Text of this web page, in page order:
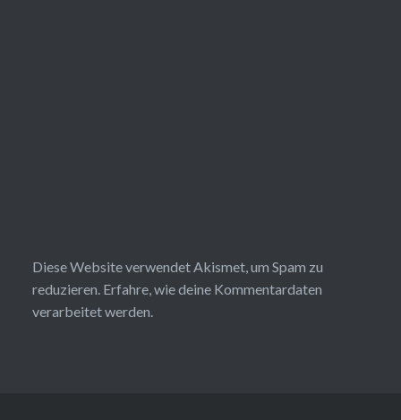
Diese Website verwendet Akismet, um Spam zu
reduzieren. Erfahre, wie deine Kommentardaten
verarbeitet werden.